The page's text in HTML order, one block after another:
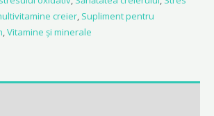
creier, Supliment pentru
,Vitamine și minerale